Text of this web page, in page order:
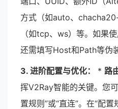
方式（如auto、
（如tcp、ws）等。如果
还需填写Host和Path等伪
3. 进阶配置与优化： * 路
挥V2Ray智能的关键。您
置规则”或“直连”。在“配